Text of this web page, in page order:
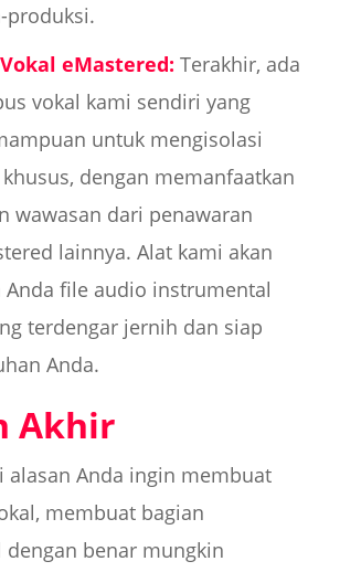
produksi.
eMastered: Terakhir, ada
vokal kami sendiri yang
untuk mengisolasi
dengan memanfaatkan
wawasan dari penawaran
lainnya. Alat kami akan
file audio instrumental
terdengar jernih dan siap
Anda.
Akhir
alasan Anda ingin membuat
membuat bagian
benar mungkin